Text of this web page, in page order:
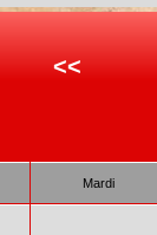
<<
Mardi